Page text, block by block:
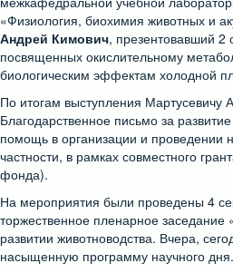
«Физиология, биохимия животных и
Андрей Кимович, презентовавший
посвященных окислительному
биологическим эффектам холодной
По итогам выступления Мартусевичу
Благодарственное письмо за
помощь в организации и проведении
частности, в рамках совместного
фонда).
На мероприятия были проведены 4
торжественное пленарное
развитии животноводства. Вчера,
насыщенную программу научного дня.